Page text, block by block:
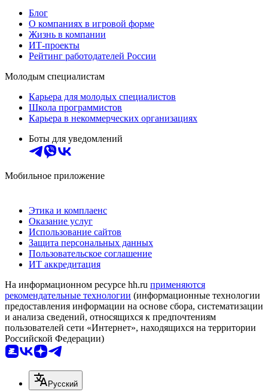
Блог
О компаниях в игровой форме
Жизнь в компании
ИТ-проекты
Рейтинг работодателей России
Молодым специалистам
Карьера для молодых специалистов
Школа программистов
Карьера в некоммерческих организациях
Боты для уведомлений
Мобильное приложение
Этика и комплаенс
Оказание услуг
Использование сайтов
Защита персональных данных
Пользовательское соглашение
ИТ аккредитация
На информационном ресурсе hh.ru применяются
рекомендательные технологии (информационные технологии
предоставления информации на основе сбора, систематизации
и анализа сведений, относящихся к предпочтениям
пользователей сети «Интернет», находящихся на территории
Российской Федерации)
Русский